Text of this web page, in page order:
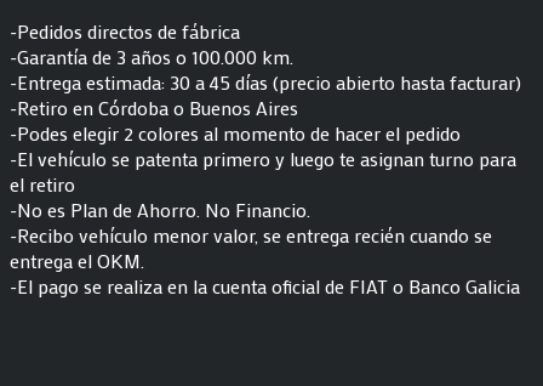
-Pedidos directos de fábrica
-Garantía de 3 años o 100.000 km.
-Entrega estimada: 30 a 45 días (precio abierto hasta facturar)
-Retiro en Córdoba o Buenos Aires
-Podes elegir 2 colores al momento de hacer el pedido
-El vehículo se patenta primero y luego te asignan turno para
el retiro
-No es Plan de Ahorro. No Financio.
-Recibo vehículo menor valor, se entrega recién cuando se
entrega el OKM.
-El pago se realiza en la cuenta oficial de FIAT o Banco Galicia